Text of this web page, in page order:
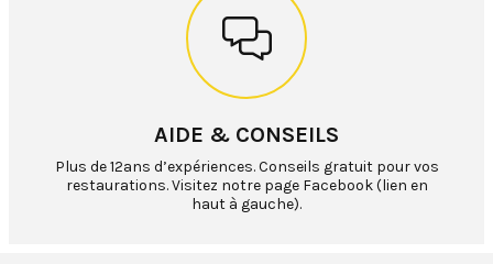
AIDE & CONSEILS
Plus de 12ans d’expériences. Conseils gratuit pour vos
restaurations. Visitez notre page Facebook (lien en
haut à gauche).